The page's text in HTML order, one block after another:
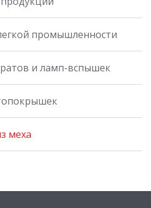
промышленности
и ламп-вспышек
меха